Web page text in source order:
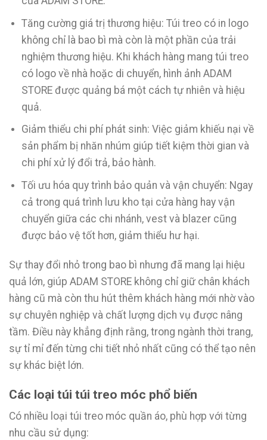
Tăng cường giá trị thương hiệu: Túi treo có in logo
không chỉ là bao bì mà còn là một phần của trải
nghiệm thương hiệu. Khi khách hàng mang túi treo
có logo về nhà hoặc di chuyển, hình ảnh ADAM
STORE được quảng bá một cách tự nhiên và hiệu
quả.
Giảm thiểu chi phí phát sinh: Việc giảm khiếu nại về
sản phẩm bị nhăn nhúm giúp tiết kiệm thời gian và
chi phí xử lý đổi trả, bảo hành.
Tối ưu hóa quy trình bảo quản và vận chuyển: Ngay
cả trong quá trình lưu kho tại cửa hàng hay vận
chuyển giữa các chi nhánh, vest và blazer cũng
được bảo vệ tốt hơn, giảm thiểu hư hại.
Sự thay đổi nhỏ trong bao bì nhưng đã mang lại hiệu
quả lớn, giúp ADAM STORE không chỉ giữ chân khách
hàng cũ mà còn thu hút thêm khách hàng mới nhờ vào
sự chuyên nghiệp và chất lượng dịch vụ được nâng
tầm. Điều này khẳng định rằng, trong ngành thời trang,
sự tỉ mỉ đến từng chi tiết nhỏ nhất cũng có thể tạo nên
sự khác biệt lớn.
Các loại túi túi treo móc phổ biến
Có nhiều loại túi treo móc quần áo, phù hợp với từng
nhu cầu sử dụng: